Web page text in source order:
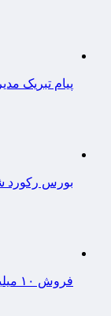
پیام تبریک
بورس رکورد
فروش ۱۰ میلیاردی در بازارهای شبانه‌روزی صنایع